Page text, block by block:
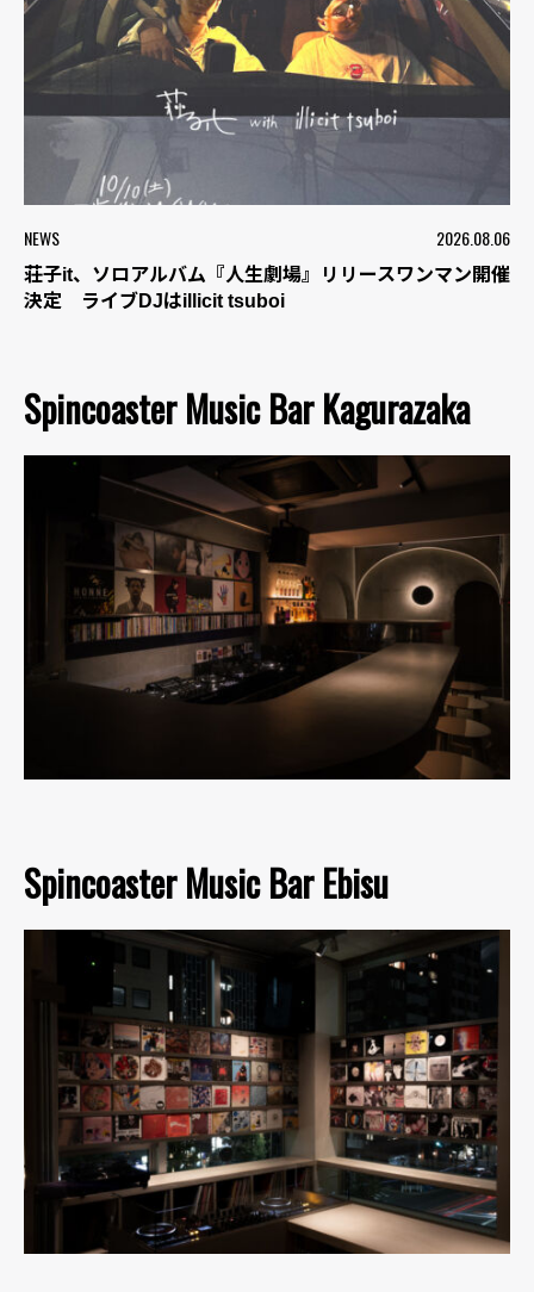
NEWS 2026.08.06
荘子it、ソロアルバム『人生劇場』リリースワンマン開催
決定 ライブDJはillicit tsuboi
Spincoaster Music Bar Kagurazaka
Spincoaster Music Bar Ebisu